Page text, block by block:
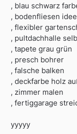
, blau schwarz
, bodenfliesen
, flexibler
, pultdachhalle
, tapete grau grün
, presch bohrer
, falsche balken
, deckfarbe holz
, zimmer malen
, fertiggarage
yyyyy